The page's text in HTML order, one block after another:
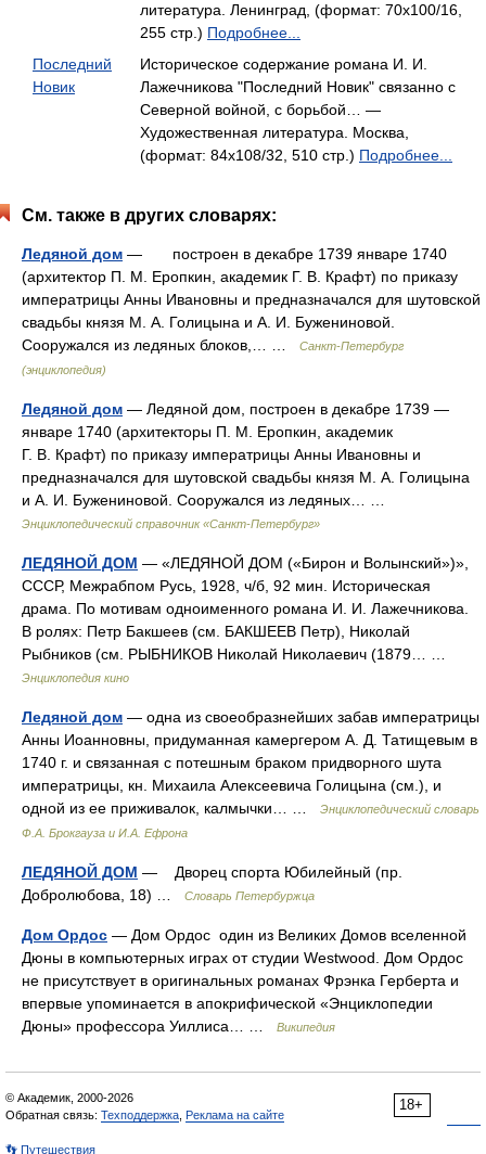
литература. Ленинград, (формат: 70x100/16,
255 стр.) Подробнее...
Последний
Новик
Историческое содержание романа И. И.
Лажечникова "Последний Новик" связанно с
Северной войной, с борьбой… —
Художественная литература. Москва,
(формат: 84x108/32, 510 стр.) Подробнее...
См. также в других словарях:
Ледяной дом — построен в декабре 1739 январе 1740
(архитектор П. М. Еропкин, академик Г. В. Крафт) по приказу
императрицы Анны Ивановны и предназначался для шутовской
свадьбы князя М. А. Голицына и А. И. Бужениновой.
Сооружался из ледяных блоков,… …
Санкт-Петербург
(энциклопедия)
Ледяной дом — Ледяной дом, построен в декабре 1739 —
январе 1740 (архитекторы П. М. Еропкин, академик
Г. В. Крафт) по приказу императрицы Анны Ивановны и
предназначался для шутовской свадьбы князя М. А. Голицына
и А. И. Бужениновой. Сооружался из ледяных… …
Энциклопедический справочник «Санкт-Петербург»
ЛЕДЯНОЙ ДОМ — «ЛЕДЯНОЙ ДОМ («Бирон и Волынский»)»,
СССР, Межрабпом Русь, 1928, ч/б, 92 мин. Историческая
драма. По мотивам одноименного романа И. И. Лажечникова.
В ролях: Петр Бакшеев (см. БАКШЕЕВ Петр), Николай
Рыбников (см. РЫБНИКОВ Николай Николаевич (1879… …
Энциклопедия кино
Ледяной дом — одна из своеобразнейших забав императрицы
Анны Иоанновны, придуманная камергером А. Д. Татищевым в
1740 г. и связанная с потешным браком придворного шута
императрицы, кн. Михаила Алексеевича Голицына (см.), и
одной из ее приживалок, калмычки… …
Энциклопедический словарь
Ф.А. Брокгауза и И.А. Ефрона
ЛЕДЯНОЙ ДОМ — Дворец спорта Юбилейный (пр.
Добролюбова, 18) …
Словарь Петербуржца
Дом Ордос — Дом Ордос один из Великих Домов вселенной
Дюны в компьютерных играх от студии Westwood. Дом Ордос
не присутствует в оригинальных романах Фрэнка Герберта и
впервые упоминается в апокрифической «Энциклопедии
Дюны» профессора Уиллиса… …
Википедия
18+
© Академик, 2000-2026
Обратная связь: Техподдержка Реклама на сайте
👣 Путешествия